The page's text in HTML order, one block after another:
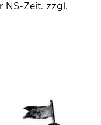
NS-Zeit. zzgl.